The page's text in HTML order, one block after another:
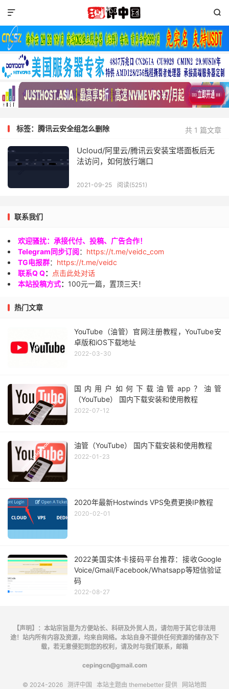


共 1 篇文章
标签：腾讯云安全组怎么删除
Ucloud/阿里云/腾讯云安装宝塔面板后无
法访问，如何放行端口
2021-09-25 阅读(5251)
联系我们
欢迎骚扰：承接代付、投稿、广告合作！
Telegram同步订阅： https://t.me/veidc_com
TG电报群： https://t.me/veidc
联系Q Q：
点击此处对话
本站投稿方式： 100元一篇，置顶三天！
热门文章
YouTube（油管）官网注册教程，YouTube安
卓版和iOS下载地址
2022-03-30
国内用户如何下载油管app？油管
（YouTube） 国内下载安装和使用教程
2022-07-12
油管（YouTube） 国内下载安装和使用教程
2022-01-23
2020年最新Hostwinds VPS免费更换IP教程
2020-02-01
2022美国实体卡接码平台推荐：接收Google
Voice/Gmail/Facebook/Whatsapp等短信验证
码
2022-08-27
【声明】：本站宗旨是为方便站长、科研及外贸人员，请勿用于其它非法用
途！站内所有内容及资源，均来自网络。本站自身不提供任何资源的储存及下
载，若无意侵犯到您的权利，请及时与我们联系，邮箱
cepingcn@gmail.com
© 2024-2026 测评中国 本站主题由 themebetter 提供 网站地图